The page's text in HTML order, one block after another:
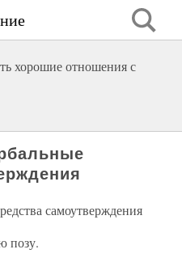
хорошие отношения с
самоутверждения
позу.